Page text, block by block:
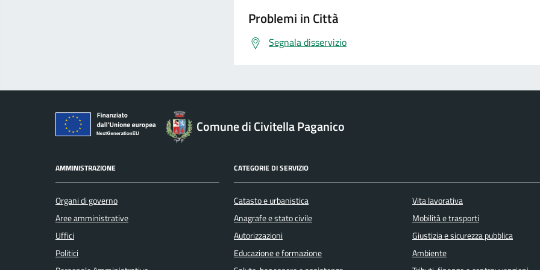
Problemi in Città
Segnala disservizio
Comune di Civitella Paganico
AMMINISTRAZIONE
Organi di governo
Aree amministrative
Uffici
Politici
CATEGORIE DI SERVIZIO
Catasto e urbanistica
Anagrafe e stato civile
Autorizzazioni
Educazione e formazione
Vita lavorativa
Mobilità e trasporti
Giustizia e sicurezza pubblica
Ambiente